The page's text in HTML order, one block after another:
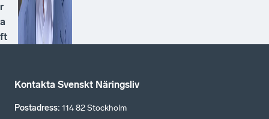
r
a
ft
Kontakta Svenskt Näringsliv
Postadress: 114 82 Stockholm